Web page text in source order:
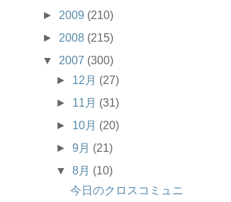
► 2009 (210)
► 2008 (215)
▼ 2007 (300)
► 12月 (27)
► 11月 (31)
► 10月 (20)
►9月 (21)
▼8月 (10)
今日のクロスコミュニ